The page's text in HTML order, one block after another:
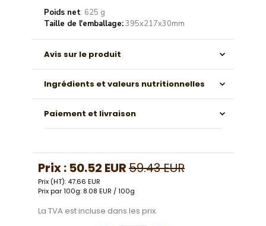
Poids net: 625 g
Taille de l'emballage:395x217x30mm
Avis sur le produit
Ingrédients et valeurs nutritionnelles
Paiement et livraison
Prix : 50.52 EUR59.43 EUR
Prix (HT): 47.66 EUR
Prix par 100g: 8.08 EUR / 100g
La TVA est incluse dans les prix.